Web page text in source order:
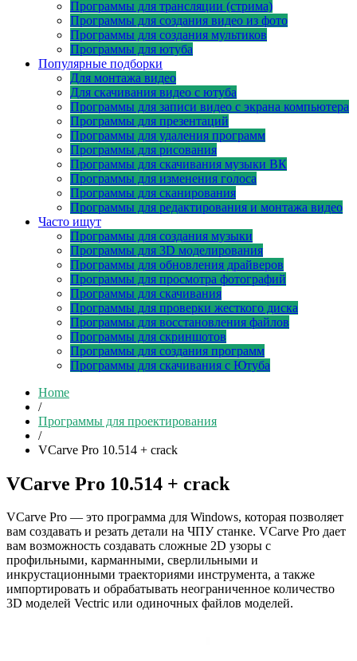
Программы для трансляции (стрима)
Программы для создания видео из фото
Программы для создания мультиков
Программы для ютуба
Популярные подборки
Для монтажа видео
Для скачивания видео с ютуба
Программы для записи видео с экрана компьютера
Программы для презентаций
Программы для удаления программ
Программы для рисования
Программы для скачивания музыки ВК
Программы для изменения голоса
Программы для сканирования
Программы для редактирования и монтажа видео
Часто ищут
Программы для создания музыки
Программы для 3D моделирования
Программы для обновления драйверов
Программы для просмотра фотографий
Программы для скачивания
Программы для проверки жесткого диска
Программы для восстановления файлов
Программы для скриншотов
Программы для создания программ
Программы для скачивания с Ютуба
Home
/
Программы для проектирования
/
VCarve Pro 10.514 + crack
VCarve Pro 10.514 + crack
VCarve Pro — это программа для Windows, которая позволяет
вам создавать и резать детали на ЧПУ станке. VCarve Pro дает
вам возможность создавать сложные 2D узоры с
профильными, карманными, сверлильными и
инкрустационными траекториями инструмента, а также
импортировать и обрабатывать неограниченное количество
3D моделей Vectric или одиночных файлов моделей.